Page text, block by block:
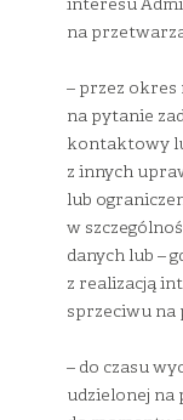
interesu
na
– przez okres
na pytanie
kontaktowy
z innych
lub
w
danych lub –
z realizacją
sprzeciwu na
– do czasu
udzielonej na